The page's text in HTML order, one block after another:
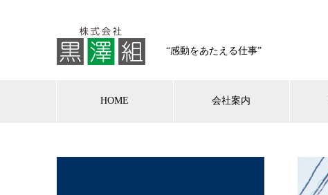
“感動をあたえる仕事”
HOME 会社案内